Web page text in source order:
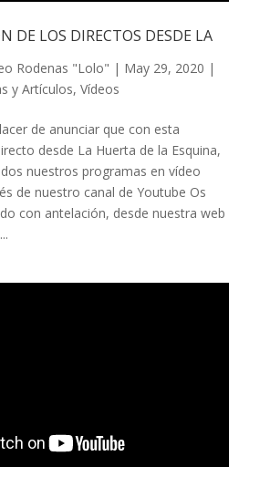
DE LOS DIRECTOS DESDE LA
Rodenas "Lolo" | May 29, 2020 |
y Artículos, Vídeos
de anunciar que con esta
desde La Huerta de la Esquina,
nuestros programas en vídeo
de nuestro canal de Youtube Os
con antelación, desde nuestra web